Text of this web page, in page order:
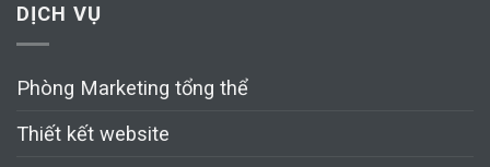
DỊCH VỤ
Phòng Marketing tổng thể
Thiết kết website